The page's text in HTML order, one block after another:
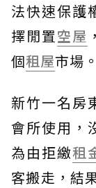
法快速保護
擇閒置空屋
個租屋市場。
新竹一名房
會所使用，
為由拒繳租
客搬走，結